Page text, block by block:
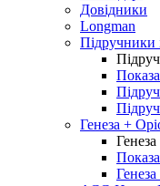
Довідники
Longman
Підручники
Генеза +